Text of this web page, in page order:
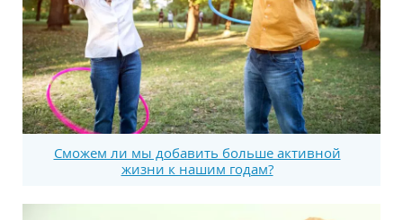
Сможем ли мы добавить больше активной
жизни к нашим годам?